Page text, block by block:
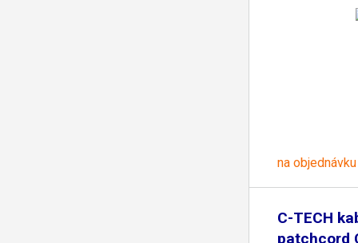
na objednávku
C-TECH
patchcord